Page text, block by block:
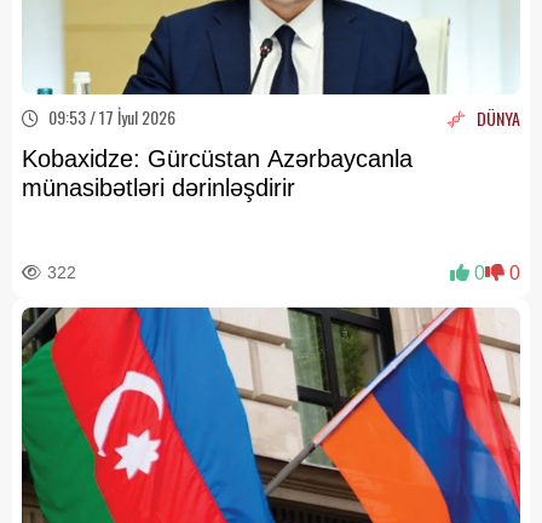
09:53 / 17 İyul 2026 DÜNYA
Kobaxidze: Gürcüstan Azərbaycanla
münasibətləri dərinləşdirir
322 0 0